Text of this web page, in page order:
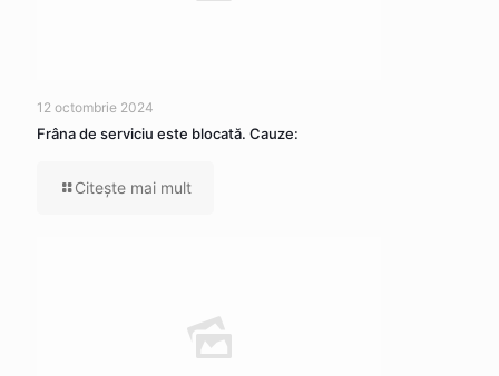
12 octombrie 2024
Frâna de serviciu este blocată. Cauze:
Citeşte mai mult